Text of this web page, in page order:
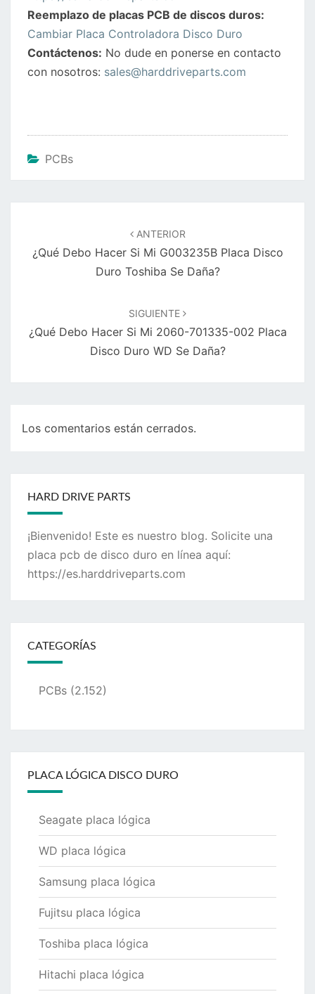
Reemplazo de placas PCB de discos duros:
Cambiar Placa Controladora Disco Duro
Contáctenos: No dude en ponerse en contacto
con nosotros: sales@harddriveparts.com
PCBs
entradas
ANTERIOR
¿Qué Debo Hacer Si Mi G003235B Placa Disco
Duro Toshiba Se Daña?
SIGUIENTE
¿Qué Debo Hacer Si Mi 2060-701335-002 Placa
Disco Duro WD Se Daña?
Los comentarios están cerrados.
HARD DRIVE PARTS
¡Bienvenido! Este es nuestro blog. Solicite una
placa pcb de disco duro en línea aquí:
https://es.harddriveparts.com
CATEGORÍAS
PCBs (2.152)
PLACA LÓGICA DISCO DURO
Seagate placa lógica
WD placa lógica
Samsung placa lógica
Fujitsu placa lógica
Toshiba placa lógica
Hitachi placa lógica